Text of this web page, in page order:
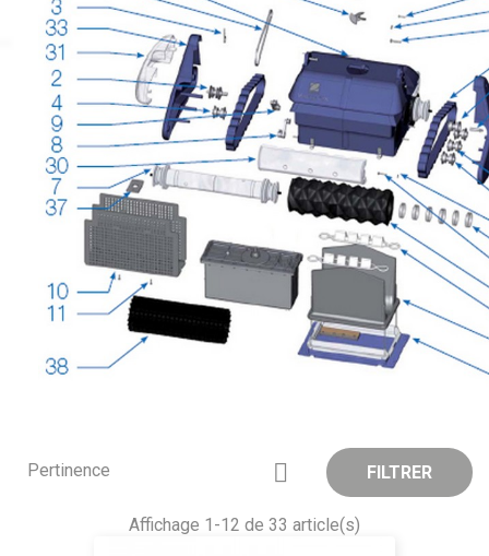
Pertinence  FILTRER
Affichage 1-12 de 33 article(s)